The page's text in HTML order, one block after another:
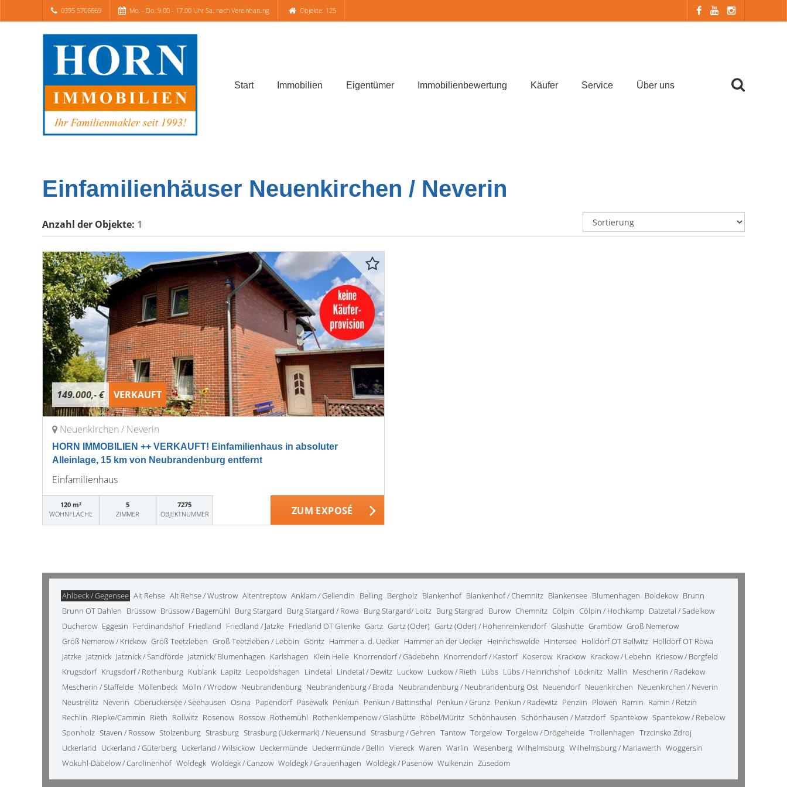
0395 5706669 Mo. - Do. 9.00 - 17.00 Uhr Sa. nach Vereinbarung Objekte: 125
Start Immobilien Eigentümer Immobilienbewertung Käufer Service Über uns
Einfamilienhäuser Neuenkirchen / Neverin
Anzahl der Objekte: 1
149.000,- € VERKAUFT
Neuenkirchen / Neverin
HORN IMMOBILIEN ++ VERKAUFT! Einfamilienhaus in absoluter
Alleinlage, 15 km von Neubrandenburg entfernt
Einfamilienhaus
120 m²
WOHNFLÄCHE
5
ZIMMER
7275
OBJEKTNUMMER
ZUM EXPOSÉ
Ahlbeck / Gegensee Alt Rehse Alt Rehse / Wustrow Altentreptow Anklam / Gellendin Belling Bergholz Blankenhof Blankenhof / Chemnitz Blankensee Blumenhagen Boldekow Brunn
Brunn OT Dahlen Brüssow Brüssow / Bagemühl Burg Stargard Burg Stargard / Rowa Burg Stargard/ Loitz Burg Stargrad Burow Chemnitz Cölpin Cölpin / Hochkamp Datzetal / Sadelkow
Ducherow Eggesin Ferdinandshof Friedland Friedland / Jatzke Friedland OT Glienke Gartz Gartz (Oder) Gartz (Oder) / Hohenreinkendorf Glashütte Grambow Groß Nemerow
Groß Nemerow / Krickow Groß Teetzleben Groß Teetzleben / Lebbin Göritz Hammer a. d. Uecker Hammer an der Uecker Heinrichswalde Hintersee Holldorf OT Ballwitz Holldorf OT Rowa
Jatzke Jatznick Jatznick / Sandförde Jatznick/ Blumenhagen Karlshagen Klein Helle Knorrendorf / Gädebehn Knorrendorf / Kastorf Koserow Krackow Krackow / Lebehn Kriesow / Borgfeld
Krugsdorf Krugsdorf / Rothenburg Kublank Lapitz Leopoldshagen Lindetal Lindetal / Dewitz Luckow Luckow / Rieth Lübs Lübs / Heinrichshof Löcknitz Mallin Mescherin / Radekow
Mescherin / Staffelde Möllenbeck Mölln / Wrodow Neubrandenburg Neubrandenburg / Broda Neubrandenburg / Neubrandenburg Ost Neuendorf Neuenkirchen Neuenkirchen / Neverin
Neustrelitz Neverin Oberuckersee / Seehausen Osina Papendorf Pasewalk Penkun Penkun / Battinsthal Penkun / Grünz Penkun / Radewitz Penzlin Plöwen Ramin Ramin / Retzin
Rechlin Riepke/Cammin Rieth Rollwitz Rosenow Rossow Rothemühl Rothenklempenow / Glashütte Röbel/Müritz Schönhausen Schönhausen / Matzdorf Spantekow Spantekow / Rebelow
Sponholz Staven / Rossow Stolzenburg Strasburg Strasburg (Uckermark) / Neuensund Strasburg / Gehren Tantow Torgelow Torgelow / Drögeheide Trollenhagen Trzcinsko Zdroj
Uckerland Uckerland / Güterberg Uckerland / Wilsickow Ueckermünde Ueckermünde / Bellin Viereck Waren Warlin Wesenberg Wilhelmsburg Wilhelmsburg / Mariawerth Woggersin
Wokuhl-Dabelow / Carolinenhof Woldegk Woldegk / Canzow Woldegk / Grauenhagen Woldegk / Pasenow Wulkenzin Züsedom